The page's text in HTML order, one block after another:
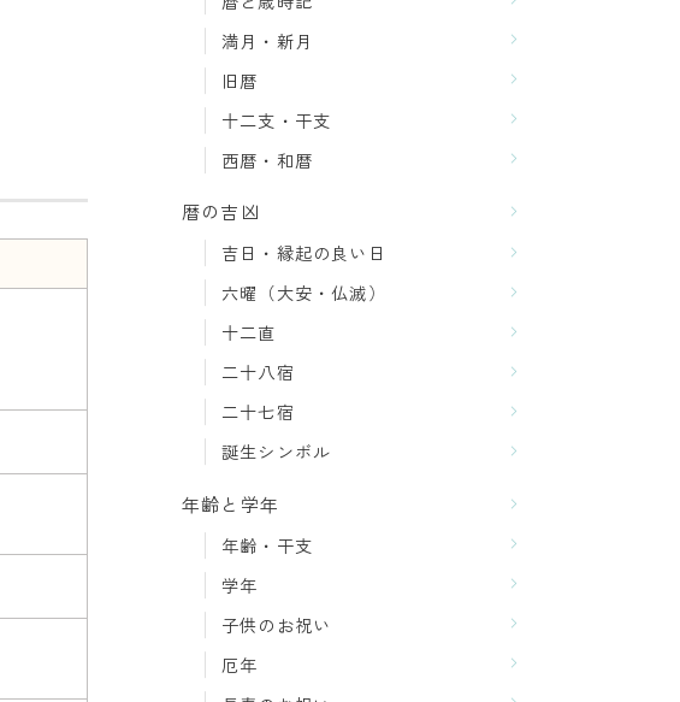
満月・新月
旧暦
十二支・干支
西暦・和暦
暦の吉凶
吉日・縁起の良い日
六曜（大安・仏滅）
十二直
二十八宿
二十七宿
誕生シンボル
年齢と学年
年齢・干支
学年
子供のお祝い
厄年